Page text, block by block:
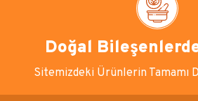
Doğal
Sitemizdeki Ürünlerin Tamamı